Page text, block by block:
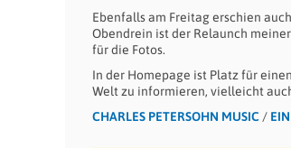
Ebenfalls am Freitag erschien
Obendrein ist der Relaunch
für die Fotos.
In der Homepage ist Platz für
Welt zu informieren, vielleicht
CHARLES PETERSOHN MUSIC /